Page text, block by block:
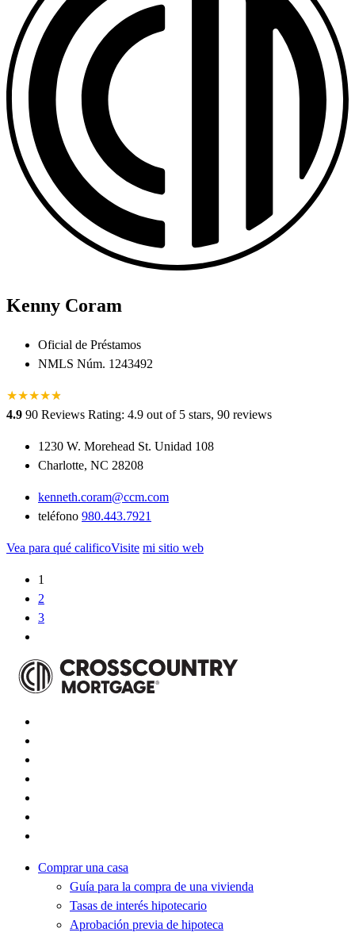
Kenny Coram
Oficial de Préstamos
NMLS Núm. 1243492
★★★★★
★
4.9 90 Reviews Rating: 4.9 out of 5 stars, 90 reviews
1230 W. Morehead St. Unidad 108
Charlotte, NC 28208
kenneth.coram@ccm.com
teléfono 980.443.7921
Vea para qué calificoVisite mi sitio web
1
2
3
Comprar una casa
Guía para la compra de una vivienda
Tasas de interés hipotecario
Aprobación previa de hipoteca